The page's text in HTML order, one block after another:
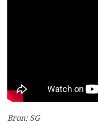
Bron: SG